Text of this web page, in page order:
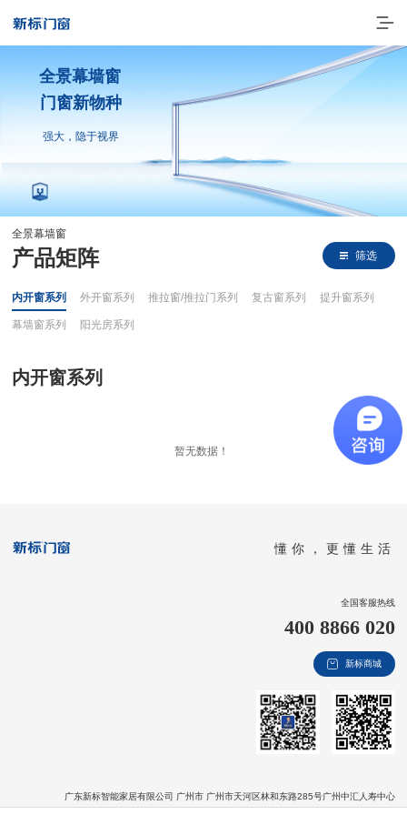
走进新标
一体化产品
品牌资讯
全景幕墙窗
门窗新物种
强大，隐于视界
全景幕墙窗
产品矩阵 筛选
内开窗系列 外开窗系列 推拉窗/推拉门系列 复古窗系列 提升窗系列
幕墙窗系列 阳光房系列
内开窗系列
暂无数据！
懂你，更懂生活
全国客服热线
400 8866 020
新标商城
广东新标智能家居有限公司 广州市 广州市天河区林和东路285号广州中汇人寿中心